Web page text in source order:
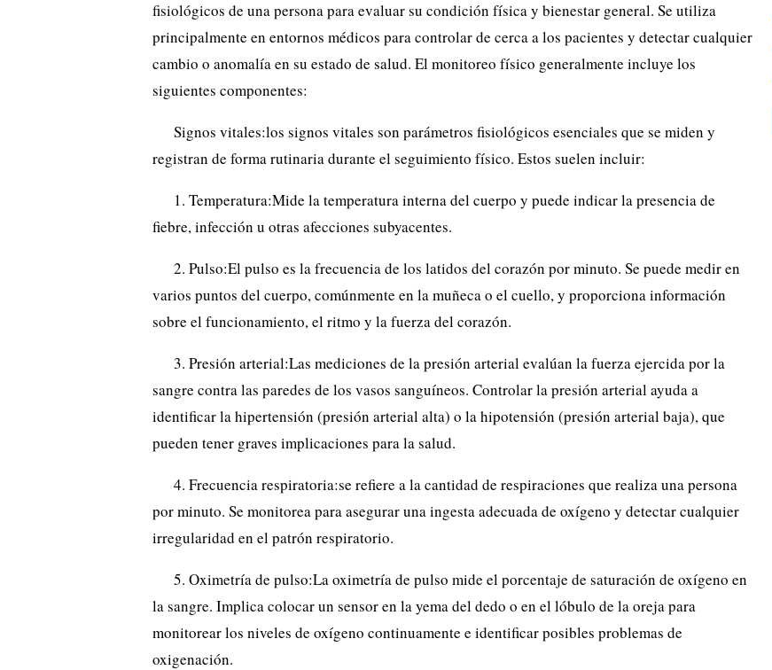
fisiológicos de una persona para evaluar su condición física y bienestar general. Se utiliza
principalmente en entornos médicos para controlar de cerca a los pacientes y detectar cualquier
cambio o anomalía en su estado de salud. El monitoreo físico generalmente incluye los
siguientes componentes:
Signos vitales:los signos vitales son parámetros fisiológicos esenciales que se miden y
registran de forma rutinaria durante el seguimiento físico. Estos suelen incluir:
1. Temperatura:Mide la temperatura interna del cuerpo y puede indicar la presencia de
fiebre, infección u otras afecciones subyacentes.
2. Pulso:El pulso es la frecuencia de los latidos del corazón por minuto. Se puede medir en
varios puntos del cuerpo, comúnmente en la muñeca o el cuello, y proporciona información
sobre el funcionamiento, el ritmo y la fuerza del corazón.
3. Presión arterial:Las mediciones de la presión arterial evalúan la fuerza ejercida por la
sangre contra las paredes de los vasos sanguíneos. Controlar la presión arterial ayuda a
identificar la hipertensión (presión arterial alta) o la hipotensión (presión arterial baja), que
pueden tener graves implicaciones para la salud.
4. Frecuencia respiratoria:se refiere a la cantidad de respiraciones que realiza una persona
por minuto. Se monitorea para asegurar una ingesta adecuada de oxígeno y detectar cualquier
irregularidad en el patrón respiratorio.
5. Oximetría de pulso:La oximetría de pulso mide el porcentaje de saturación de oxígeno en
la sangre. Implica colocar un sensor en la yema del dedo o en el lóbulo de la oreja para
monitorear los niveles de oxígeno continuamente e identificar posibles problemas de
oxigenación.